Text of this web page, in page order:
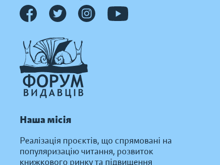
Наша місія
Реалізація проєктів, що спрямовані на
популяризацію читання, розвиток
книжкового ринку та підвищення